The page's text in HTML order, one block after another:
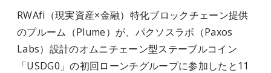
RWAfi（現実資産×金融）特化ブロックチェーン提供
のプルーム（Plume）が、パクソスラボ（Paxos
Labs）設計のオムニチェーン型ステーブルコイン
「USDG0」の初回ローンチグループに参加したと11